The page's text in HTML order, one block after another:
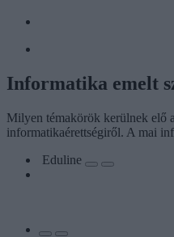
Informatika emelt
Milyen témakörök kerülnek elő
informatikaérettségiről. A mai
Eduline